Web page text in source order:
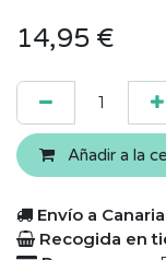
14,95 €
Añadir a la
Envío a
Recogida en